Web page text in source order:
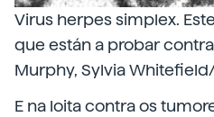
Virus herpes simplex.
que están a probar contra
Murphy, Sylvia Whitefield/
E na loita contra os